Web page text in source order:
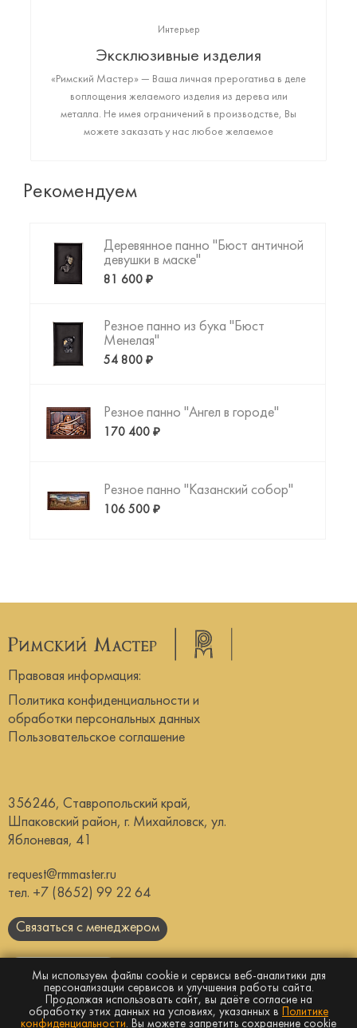
Интерьер
Эксклюзивные изделия
«Римский Мастер» — Ваша личная прерогатива в деле
воплощения желаемого изделия из дерева или
металла. Не имея ограничений в производстве, Вы
можете заказать у нас любое желаемое
Рекомендуем
Деревянное панно "Бюст античной
девушки в маске"
81 600 ₽
Резное панно из бука "Бюст
Менелая"
54 800 ₽
Резное панно "Ангел в городе"
170 400 ₽
Резное панно "Казанский собор"
106 500 ₽
Правовая информация:
Политика конфиденциальности и
обработки персональных данных
Пользовательское соглашение
356246, Ставропольский край,
Шпаковский район, г. Михайловск, ул.
Яблоневая, 41
request@rmmaster.ru
тел. +7 (8652) 99 22 64
Связаться с менеджером
Скачать каталог
Сайт носит информационный характер и не
является публичной офертой
Мы используем файлы cookie и сервисы веб-аналитики для
персонализации сервисов и улучшения работы сайта.
Продолжая использовать сайт, вы даёте согласие на
обработку этих данных на условиях, указанных в Политике
конфиденциальности. Вы можете запретить сохранение cookie